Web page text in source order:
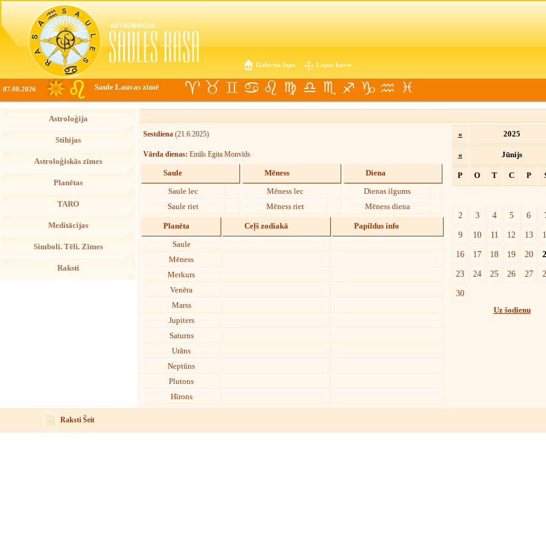
Galvenā lapa Lapas karte
07.08.2026 Saule Lauvas zīmē
Astroloģija
Stihijas
Astroloģiskās zīmes
Planētas
TARO
Meditācijas
Simboli. Tēli. Zīmes
Raksti
Sestdiena (21.6.2025)
Vārda dienas: Emīls Egita Monvīds
Saule
Saule lec
Saule riet
Mēness
Mēness lec
Mēness riet
Diena
Dienas ilgums
Mēness diena
Planēta Ceļš zodiakā Papildus info
Saule
Mēness
Merkurs
Venēra
Marss
Jupiters
Saturns
Urāns
Neptūns
Plutons
Hīrons
« 2025
« Jūnijs
P O T C P
2
3 4 5 6
9
10 11 12 13
16
17 18 19 20
23
24 25 26 27
30
Uz šodienu
Raksti Šeit